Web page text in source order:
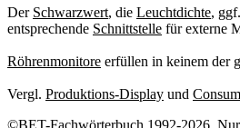
Der Schwarzwert, die Leuchtdichte,
entsprechende Schnittstelle für externe
Röhrenmonitore erfüllen in keinem der
Vergl. Produktions-Display und
©BET-Fachwörterbuch 1992-2026. Nur